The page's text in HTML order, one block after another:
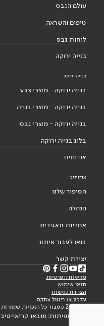
עולם הגבס
טיפים והשראה
לוחות גבס
בנייה ירוקה
בנייה ירוקה
בנייה ירוקה - מוצרי צבע
בנייה ירוקה - מוצרי בנייה
בנייה ירוקה - מוצרי גבס
בלוג בנייה ירוקה
אודותינו
אודותינו
הסיפור שלנו
הנהלה
אחריות תאגידית
בואו לעבוד איתנו
יצירת קשר
מדיניות הפרטיות
תנאי שימוש
הצהרת נגישות
עדכון או ביטול עסקה
© 2026 טמבור כל הזכויות שמורות
עיצוב ופיתוח: מובאו קריאייטיב